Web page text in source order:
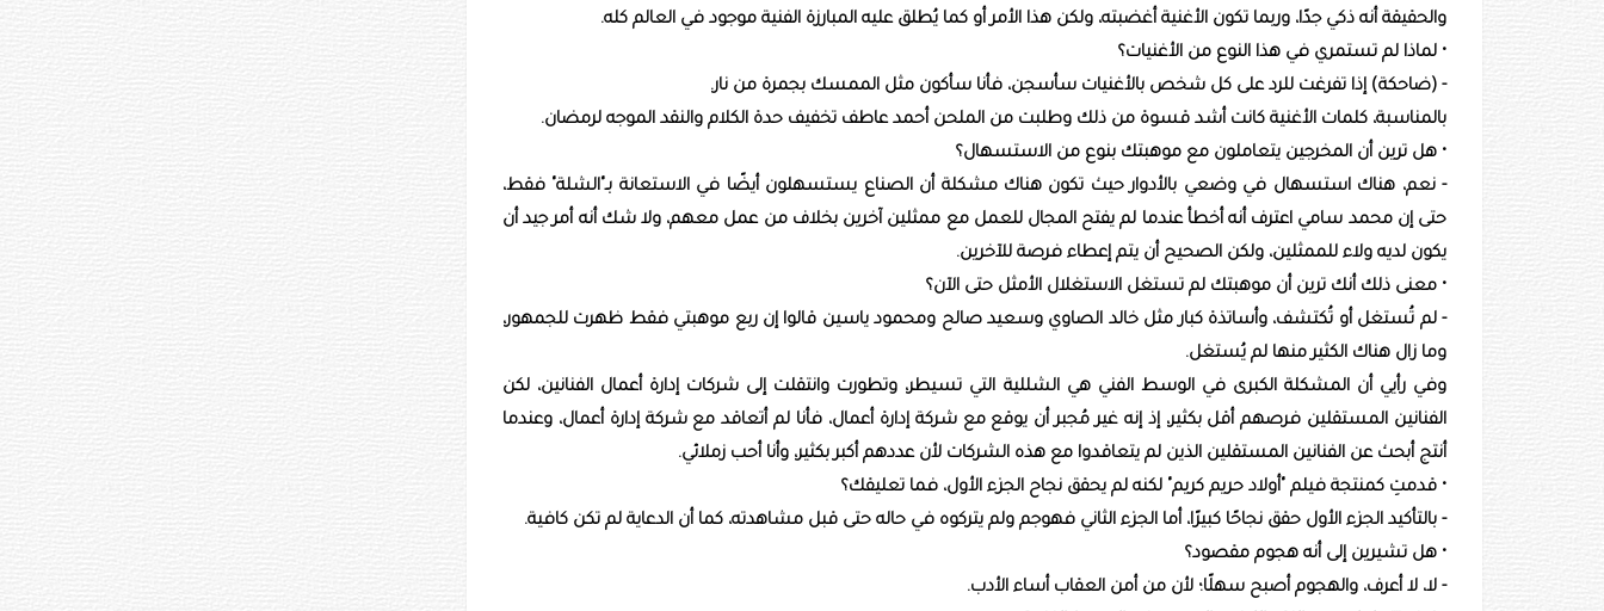
والحقيقة أنه ذكي جدًا، وربما تكون الأغنية أغضبته، ولكن هذا الأمر أو كما يُطلق عليه المبارزة الفنية موجود في العالم كله.
• لماذا لم تستمري في هذا النوع من الأغنيات؟
- (ضاحكة) إذا تفرغت للرد على كل شخص بالأغنيات سأسجن، فأنا سأكون مثل الممسك بجمرة من نار.
بالمناسبة، كلمات الأغنية كانت أشد قسوة من ذلك وطلبت من الملحن أحمد عاطف تخفيف حدة الكلام والنقد الموجه لرمضان.
• هل ترين أن المخرجين يتعاملون مع موهبتك بنوع من الاستسهال؟
- نعم، هناك استسهال في وضعي بالأدوار حيث تكون هناك مشكلة أن الصناع يستسهلون أيضًا في الاستعانة بـ"الشلة" فقط،
حتى إن محمد سامي اعترف أنه أخطأ عندما لم يفتح المجال للعمل مع ممثلين آخرين بخلاف من عمل معهم، ولا شك أنه أمر جيد أن
يكون لديه ولاء للممثلين، ولكن الصحيح أن يتم إعطاء فرصة للآخرين.
• معنى ذلك أنك ترين أن موهبتك لم تستغل الاستغلال الأمثل حتى الآن؟
- لم تُستغل أو تُكتشف، وأساتذة كبار مثل خالد الصاوي وسعيد صالح ومحمود ياسين قالوا إن ربع موهبتي فقط ظهرت للجمهور،
وما زال هناك الكثير منها لم يُستغل.
وفي رأيي أن المشكلة الكبرى في الوسط الفني هي الشللية التي تسيطر، وتطورت وانتقلت إلى شركات إدارة أعمال الفنانين، لكن
الفنانين المستقلين فرصهم أقل بكثير، إذ إنه غير مُجبر أن يوقع مع شركة إدارة أعمال، فأنا لم أتعاقد مع شركة إدارة أعمال، وعندما
أنتج أبحث عن الفنانين المستقلين الذين لم يتعاقدوا مع هذه الشركات لأن عددهم أكبر بكثير، وأنا أحب زملائي.
• قدمتِ كمنتجة فيلم "أولاد حريم كريم" لكنه لم يحقق نجاح الجزء الأول، فما تعليقك؟
- بالتأكيد الجزء الأول حقق نجاحًا كبيرًا، أما الجزء الثاني فهوجم ولم يتركوه في حاله حتى قبل مشاهدته، كما أن الدعاية لم تكن كافية.
• هل تشيرين إلى أنه هجوم مقصود؟
- لا، لا أعرف، والهجوم أصبح سهلًا؛ لأن من أمن العقاب أساء الأدب.